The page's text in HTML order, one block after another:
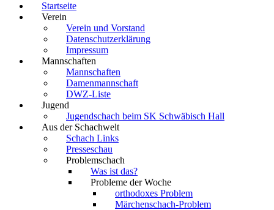
Startseite
Verein
Verein und Vorstand
Datenschutzerklärung
Impressum
Mannschaften
Mannschaften
Damenmannschaft
DWZ-Liste
Jugend
Jugendschach beim SK Schwäbisch Hall
Aus der Schachwelt
Schach Links
Presseschau
Problemschach
Was ist das?
Probleme der Woche
orthodoxes Problem
Märchenschach-Problem